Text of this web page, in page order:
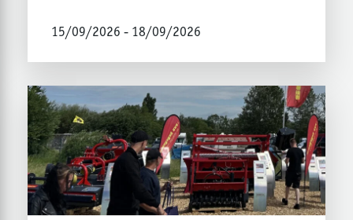
15/09/2026 - 18/09/2026